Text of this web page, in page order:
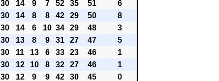
30 14 9 7 52 35 51
6
30 14 8 8 42 29 50
8
30 14 6 10 34 29 48
3
30 13 8 9 31 27 47
5
30 11 13 6 33 23 46
1
30 12 10 8 32 27 46
1
30 12 9 9 42 30 45
0